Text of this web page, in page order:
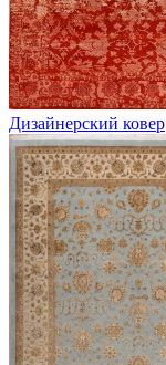
Дизайнерский ковер